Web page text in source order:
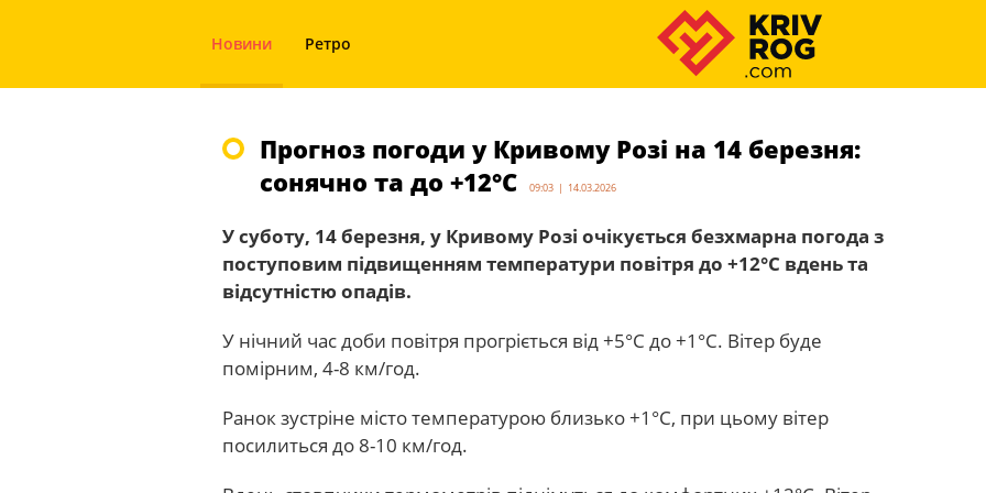
Новини Ретро
Прогноз погоди у Кривому Розі на 14 березня:
сонячно та до +12°С
09:03 | 14.03.2026
У суботу, 14 березня, у Кривому Розі очікується безхмарна погода з
поступовим підвищенням температури повітря до +12°С вдень та
відсутністю опадів.
У нічний час доби повітря прогріється від +5°С до +1°С. Вітер буде
помірним, 4-8 км/год.
Ранок зустріне місто температурою близько +1°С, при цьому вітер
посилиться до 8-10 км/год.